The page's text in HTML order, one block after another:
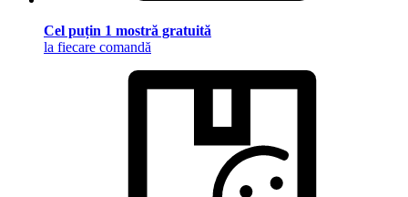
Cel puțin 1 mostră gratuită
la fiecare comandă